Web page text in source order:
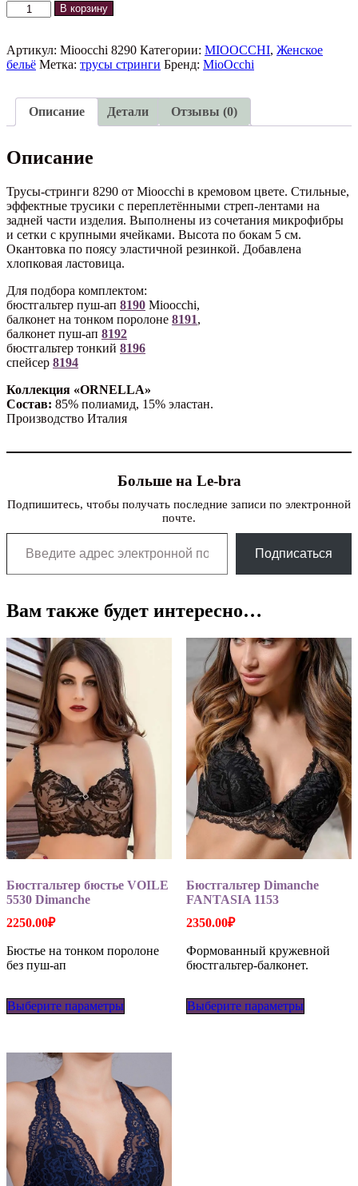
Количество
товара
стринги
8290
В корзину
Артикул: Mioocchi 8290 Категории: MIOOCCHI, Женское
бельё Метка: трусы стринги Бренд: MioOcchi
Описание Детали Отзывы (0)
Описание
Трусы-стринги 8290 от Mioocchi в кремовом цвете. Стильные,
эффектные трусики с переплетёнными стреп-лентами на
задней части изделия. Выполнены из сочетания микрофибры
и сетки с крупными ячейками. Высота по бокам 5 см.
Окантовка по поясу эластичной резинкой. Добавлена
хлопковая ластовица.
Для подбора комплектом:
бюстгальтер пуш-ап 8190 Mioocchi,
балконет на тонком поролоне 8191,
балконет пуш-ап 8192
бюстгальтер тонкий 8196
спейсер 8194
Коллекция «ORNELLA»
Состав: 85% полиамид, 15% эластан.
Производство Италия
Больше на Le-bra
Подпишитесь, чтобы получать последние записи по электронной
почте.
Введите адрес электронной почты…
Подписаться
Вам также будет интересно…
Бюстгальтер бюстье VOILE
5530 Dimanche
2250.00₽
Бюстье на тонком поролоне
без пуш-ап
Выберите параметры
выбрать
на
странице
товара.
Бюстгальтер Dimanche
FANTASIA 1153
2350.00₽
Формованный кружевной
бюстгальтер-балконет.
Выберите параметры